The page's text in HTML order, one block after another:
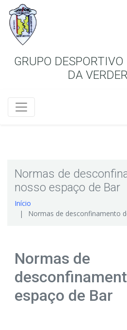
GRUPO DESPORTIVO
DA
Normas de
nosso espaço de Bar
Início
Normas de desconfinamento
Normas de
espaço de Bar